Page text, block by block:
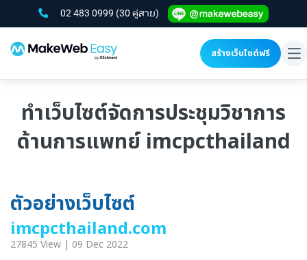
02 483 0999 (30 คู่สาย)
สร้างเว็บไซต์ฟรี
ทำเว็บไซต์จัดการประชุมวิชาการ
ด้านการแพทย์ imcpcthailand
ตัวอย่างเว็บไซต์
imcpcthailand.com
27845 View | 09 Dec 2022